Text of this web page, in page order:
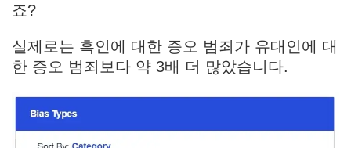
죠?
실제로는 흑인에 대한 증오 범죄가 유대인에 대
한 증오 범죄보다 약 3배 더 많았습니다.